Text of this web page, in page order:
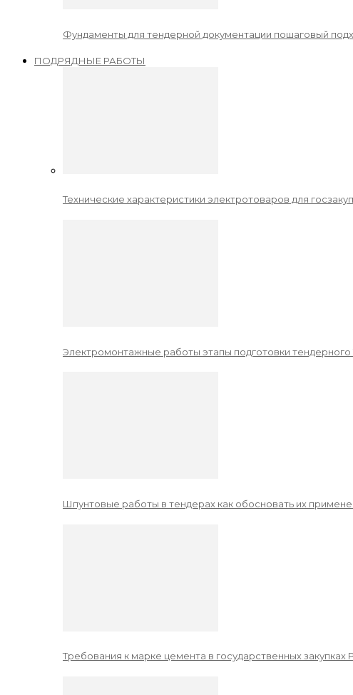
Фундаменты для тендерной документации пошаговый
ПОДРЯДНЫЕ РАБОТЫ
Технические характеристики электротоваров для
Электромонтажные работы этапы подготовки тендерного
Шпунтовые работы в тендерах как обосновать их
Требования к марке цемента в государственных закупках